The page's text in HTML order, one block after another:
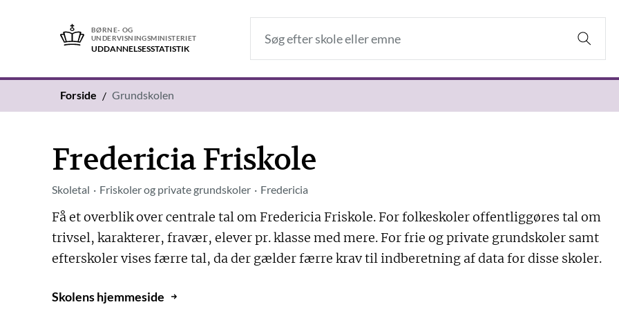
BØRNE- OG
UNDERVISNINGSMINISTERIET
UDDANNELSES­STATISTIK
Forside Grundskolen
Fredericia Friskole
Skoletal Friskoler og private grundskoler Fredericia
Få et overblik over centrale tal om Fredericia Friskole. For folkeskoler offentliggøres tal om
trivsel, karakterer, fravær, elever pr. klasse med mere. For frie og private grundskoler samt
efterskoler vises færre tal, da der gælder færre krav til indberetning af data for disse skoler.
Skolens hjemmeside